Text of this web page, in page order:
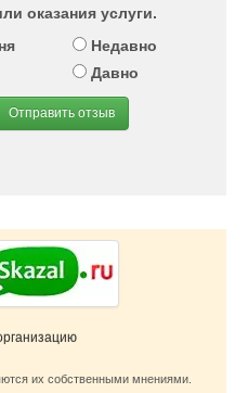
оказания услуги.
Недавно
Давно
Отправить отзыв
их собственными мнениями.